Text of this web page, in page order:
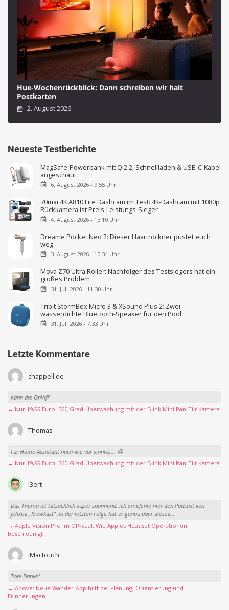
Hue-Wochenrückblick: Dann schreiben wir halt
Postkarten
2. August 2026
Neueste Testberichte
MagSafe-Powerbank mit Qi2.2, Schnellladen & USB-C-Kabel
angeschaut
6. August 2026 - 9:55 Uhr
70mai 4K A810 Lite Dashcam im Test: 4K-Dashcam mit 1080p
Rückkamera ist Preis-Leistungs-Sieger
4. August 2026 - 13:10 Uhr
Dreame Pocket Neo 2: Dieser Haartrockner pustet euch
weg
3. August 2026 - 15:34 Uhr
Mova Z70 Ultra Roller: Nachfolger des Testsiegers hat ein
großes Problem
31. Juli 2026 - 11:30 Uhr
Tribit StormBox Micro 3 & XSound Plus 2: Zwei
wasserdichte Bluetooth-Speaker für den Pool
31. Juli 2026 - 7:33 Uhr
Letzte Kommentare
chappell.de
Kann die OnVif?
→ Nur 19,99 Euro: 360-Grad-Überwachung mit der Blink Mini Pan-Tilt Kamera
Thomas
Für Home Assistant nach wie vor sinnlos... 😢
→ Nur 19,99 Euro: 360-Grad-Überwachung mit der Blink Mini Pan-Tilt Kamera
I3ert
Das Thema ist tatsächlich super spannend, ich empfehle hier den Podcast von
felixba „Krewkast“. In der letzten Folge hat er genau über dieses...
→ Apple Vision Pro im OP-Saal: Wie Apples Headset Operationen
beschleunigt
iMactouch
Top! Danke!
→ Above: Neue Wander-App hilft bei Planung, Orientierung und
Erinnerungen